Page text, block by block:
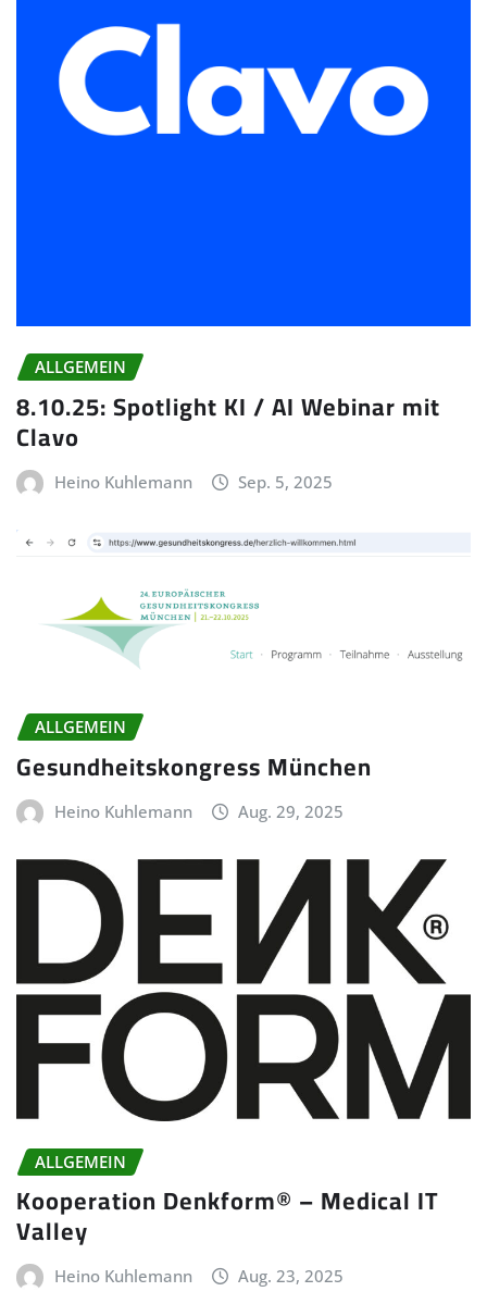
ALLGEMEIN
8.10.25: Spotlight KI / AI Webinar mit
Clavo
Heino Kuhlemann Sep. 5, 2025
ALLGEMEIN
Gesundheitskongress München
Heino Kuhlemann Aug. 29, 2025
ALLGEMEIN
Kooperation Denkform® – Medical IT
Valley
Heino Kuhlemann Aug. 23, 2025